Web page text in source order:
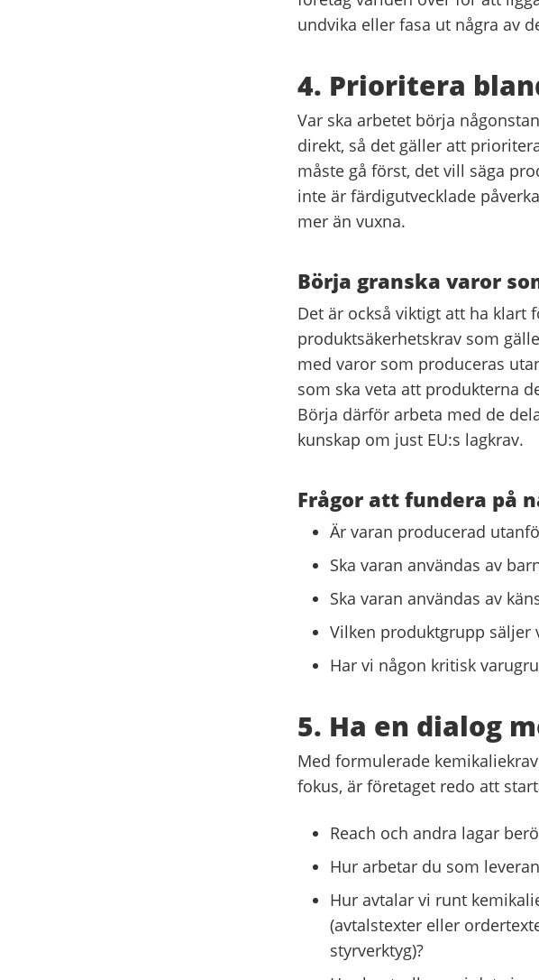
undvika eller fasa ut några av
4. Prioritera
Var ska arbetet börja
direkt, så det gäller att
måste gå först, det vill säga
inte är färdigutvecklade
mer än vuxna.
Börja granska varor
Det är också viktigt att ha klart
produktsäkerhetskrav som
med varor som produceras
som ska veta att produkterna
Börja därför arbeta med de
kunskap om just EU:s lagkrav.
Frågor att fundera på
Är varan producerad
Ska varan användas av
Ska varan användas av
Vilken produktgrupp säljer
Har vi någon kritisk
5. Ha en dialog
Med formulerade
fokus, är företaget redo att
Reach och andra lagar
Hur arbetar du som
Hur avtalar vi runt
(avtalstexter eller
styrverktyg)?